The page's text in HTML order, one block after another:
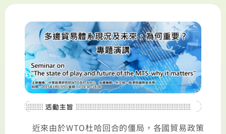
近來由於WTO杜哈回合的僵局，各國貿易政策